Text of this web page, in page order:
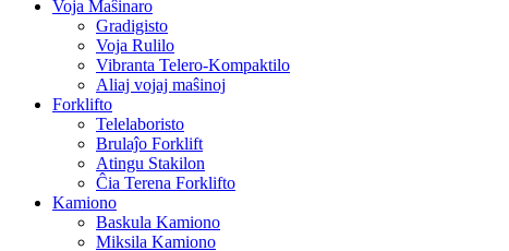
Voja Maŝinaro
Gradigisto
Voja Rulilo
Vibranta Telero-Kompaktilo
Aliaj vojaj maŝinoj
Forklifto
Telelaboristo
Brulaĵo Forklift
Atingu Stakilon
Ĉia Terena Forklifto
Kamiono
Baskula Kamiono
Miksila Kamiono